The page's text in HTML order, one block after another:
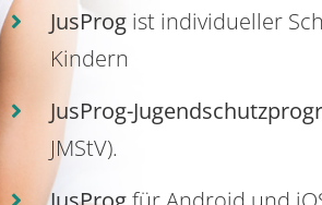
JusProgist individueller
Kindern
JusProg-
JMStV).